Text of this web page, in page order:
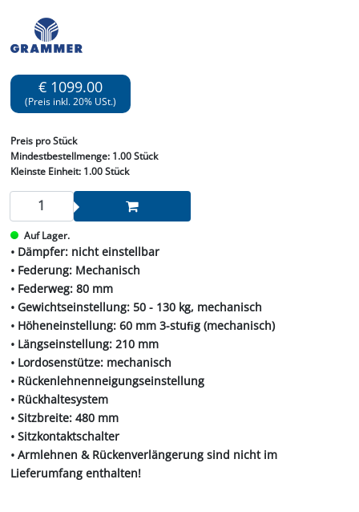
€ 1099.00
(Preis inkl. 20% USt.)
Preis pro Stück
Mindestbestellmenge: 1.00 Stück
Kleinste Einheit:1.00 Stück
Auf Lager.
• Dämpfer: nicht einstellbar
• Federung: Mechanisch
• Federweg: 80 mm
• Gewichtseinstellung: 50 - 130 kg, mechanisch
• Höheneinstellung: 60 mm 3-stuﬁg (mechanisch)
• Längseinstellung: 210 mm
• Lordosenstütze: mechanisch
• Rückenlehnenneigungseinstellung
• Rückhaltesystem
• Sitzbreite: 480 mm
• Sitzkontaktschalter
• Armlehnen & Rückenverlängerung sind nicht im
Lieferumfang enthalten!